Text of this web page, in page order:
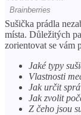
Sušička prádla
místa. Důležitých
zorientovat se vám
Jaké typy
Vlastnosti
Jak určit
Jak zvolit
Z čeho jsou